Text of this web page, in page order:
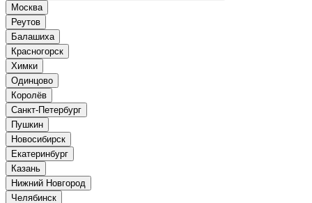
Москва
Реутов
Балашиха
Красногорск
Химки
Одинцово
Королёв
Санкт-Петербург
Пушкин
Новосибирск
Екатеринбург
Казань
Нижний Новгород
Челябинск